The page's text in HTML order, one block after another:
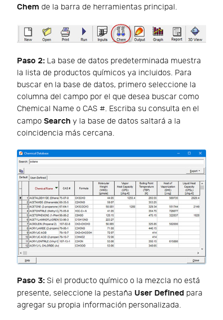
Chem de la barra de herramientas principal.
Paso 2: La base de datos predeterminada muestra
la lista de productos químicos ya incluidos. Para
buscar en la base de datos, primero seleccione la
columna del campo por el que desea buscar como
Chemical Name o CAS #. Escriba su consulta en el
campo Search y la base de datos saltará a la
coincidencia más cercana.
Paso 3: Si el producto químico o la mezcla no está
presente, seleccione la pestaña User Defined para
agregar su propia información personalizada.